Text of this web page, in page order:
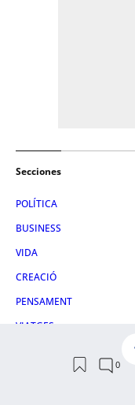
Secciones
POLÍTICA
BUSINESS
VIDA
CREACIÓ
PENSAMENT
VIATGES
GASTRONOMIA